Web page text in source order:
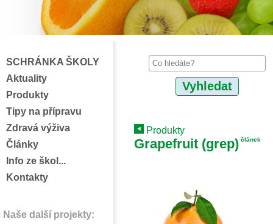
SCHRÁNKA ŠKOLY
Aktuality
Produkty
Tipy na přípravu
Zdravá výživa
Články
Info ze škol...
Kontakty
Naše další projekty:
Produkty
Grapefruit (grep) článek